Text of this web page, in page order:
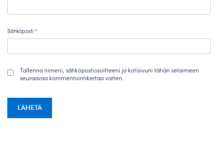
Sähköposti*
Tallenna nimeni, sähköpostiosoitteeni ja kotisivuni tähän selaimeen
seuraavaa kommentointikertaa varten.